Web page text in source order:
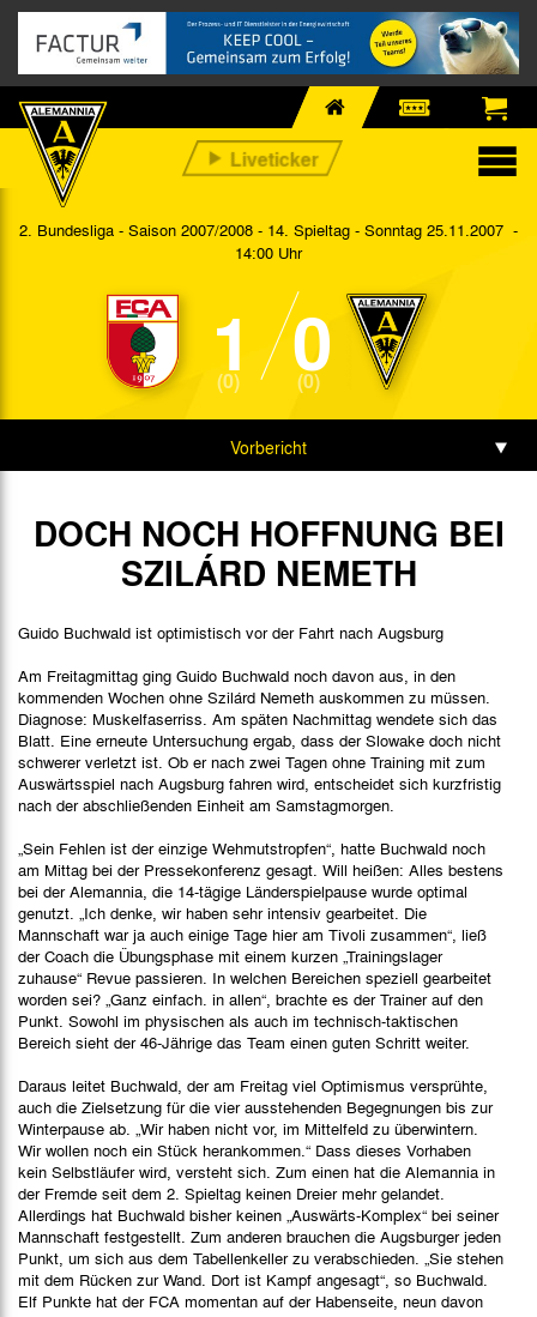
2. Bundesliga - Saison 2007/2008 - 14. Spieltag - Sonntag 25.11.2007 -
14:00 Uhr
1
(0) 0
(0)
Vorbericht
Spielbericht
Bilder
DOCH NOCH HOFFNUNG BEI
SZILÁRD NEMETH
Guido Buchwald ist optimistisch vor der Fahrt nach Augsburg
Am Freitagmittag ging Guido Buchwald noch davon aus, in den
kommenden Wochen ohne Szilárd Nemeth auskommen zu müssen.
Diagnose: Muskelfaserriss. Am späten Nachmittag wendete sich das
Blatt. Eine erneute Untersuchung ergab, dass der Slowake doch nicht
schwerer verletzt ist. Ob er nach zwei Tagen ohne Training mit zum
Auswärtsspiel nach Augsburg fahren wird, entscheidet sich kurzfristig
nach der abschließenden Einheit am Samstagmorgen.
„Sein Fehlen ist der einzige Wehmutstropfen“, hatte Buchwald noch
am Mittag bei der Pressekonferenz gesagt. Will heißen: Alles bestens
bei der Alemannia, die 14-tägige Länderspielpause wurde optimal
genutzt. „Ich denke, wir haben sehr intensiv gearbeitet. Die
Mannschaft war ja auch einige Tage hier am Tivoli zusammen“, ließ
der Coach die Übungsphase mit einem kurzen „Trainingslager
zuhause“ Revue passieren. In welchen Bereichen speziell gearbeitet
worden sei? „Ganz einfach. in allen“, brachte es der Trainer auf den
Punkt. Sowohl im physischen als auch im technisch-taktischen
Bereich sieht der 46-Jährige das Team einen guten Schritt weiter.
Daraus leitet Buchwald, der am Freitag viel Optimismus versprühte,
auch die Zielsetzung für die vier ausstehenden Begegnungen bis zur
Winterpause ab. „Wir haben nicht vor, im Mittelfeld zu überwintern.
Wir wollen noch ein Stück herankommen.“ Dass dieses Vorhaben
kein Selbstläufer wird, versteht sich. Zum einen hat die Alemannia in
der Fremde seit dem 2. Spieltag keinen Dreier mehr gelandet.
Allerdings hat Buchwald bisher keinen „Auswärts-Komplex“ bei seiner
Mannschaft festgestellt. Zum anderen brauchen die Augsburger jeden
Punkt, um sich aus dem Tabellenkeller zu verabschieden. „Sie stehen
mit dem Rücken zur Wand. Dort ist Kampf angesagt“, so Buchwald.
Elf Punkte hat der FCA momentan auf der Habenseite, neun davon